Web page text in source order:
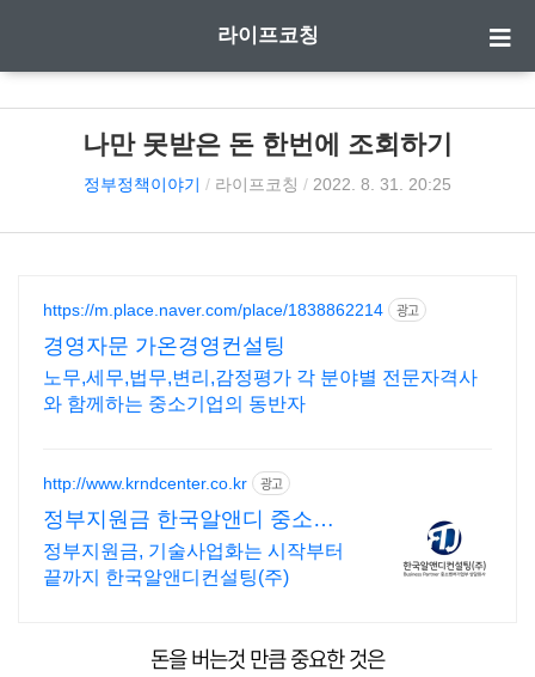
라이프코칭
나만 못받은 돈 한번에 조회하기
정부정책이야기 / 라이프코칭 / 2022. 8. 31. 20:25
https://m.place.naver.com/place/1838862214 광고
경영자문 가온경영컨설팅
노무,세무,법무,변리,감정평가 각 분야별 전문자격사
와 함께하는 중소기업의 동반자
http://www.krndcenter.co.kr 광고
정부지원금 한국알앤디 중소기
업상담회사
정부지원금, 기술사업화는 시작부터
끝까지 한국알앤디컨설팅(주)
돈을 버는것 만큼 중요한 것은